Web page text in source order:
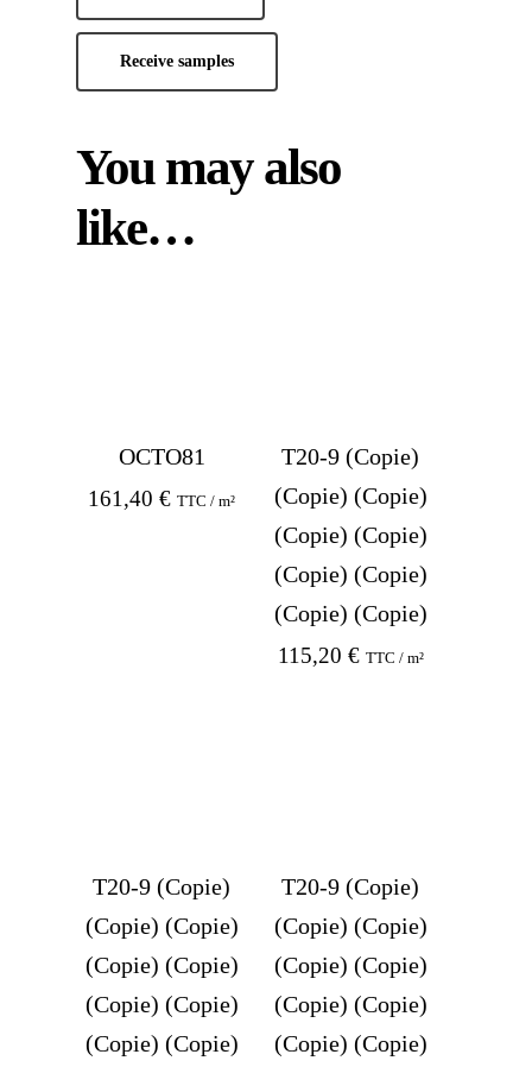
Receive samples
You may also
like…
OCTO81
161,40€ TTC / m²
T20-9 (Copie)
(Copie) (Copie)
(Copie) (Copie)
(Copie) (Copie)
(Copie) (Copie)
115,20 € TTC / m²
T20-9 (Copie)
(Copie) (Copie)
(Copie) (Copie)
(Copie) (Copie)
(Copie) (Copie)
T20-9 (Copie)
(Copie) (Copie)
(Copie) (Copie)
(Copie) (Copie)
(Copie) (Copie)